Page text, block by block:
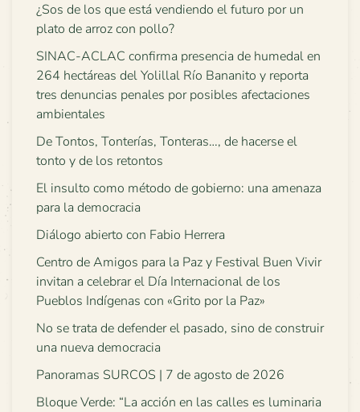
¿Sos de los que está vendiendo el futuro por un
plato de arroz con pollo?
SINAC-ACLAC confirma presencia de humedal en
264 hectáreas del Yolillal Río Bananito y reporta
tres denuncias penales por posibles afectaciones
ambientales
De Tontos, Tonterías, Tonteras…, de hacerse el
tonto y de los retontos
El insulto como método de gobierno: una amenaza
para la democracia
Diálogo abierto con Fabio Herrera
Centro de Amigos para la Paz y Festival Buen Vivir
invitan a celebrar el Día Internacional de los
Pueblos Indígenas con «Grito por la Paz»
No se trata de defender el pasado, sino de construir
una nueva democracia
Panoramas SURCOS | 7 de agosto de 2026
Bloque Verde: “La acción en las calles es luminaria